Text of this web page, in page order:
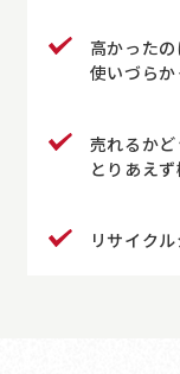
高かった
使いづらか
売れるか
とりあえ
リサイク